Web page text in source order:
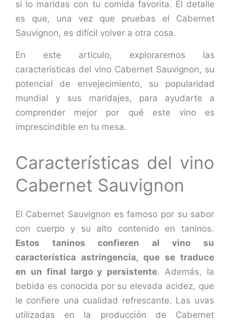
si lo maridas con tu comida favorita. El detalle
es que, una vez que pruebas el Cabernet
Sauvignon, es difícil volver a otra cosa.
En este artículo, exploraremos las
características del vino Cabernet Sauvignon, su
potencial de envejecimiento, su popularidad
mundial y sus maridajes, para ayudarte a
comprender mejor por qué este vino es
imprescindible en tu mesa.
Características del vino
Cabernet Sauvignon
El Cabernet Sauvignon es famoso por su sabor
con cuerpo y su alto contenido en taninos.
Estos taninos confieren al vino su
característica astringencia, que se traduce
en un final largo y persistente. Además, la
bebida es conocida por su elevada acidez, que
le confiere una cualidad refrescante. Las uvas
utilizadas en la producción de Cabernet